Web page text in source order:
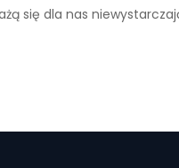
się dla nas